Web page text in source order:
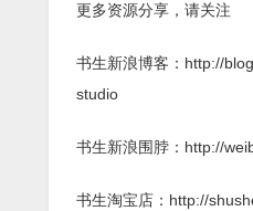
更多资源分享，请关注
书生新浪博客：http://
studio
书生新浪围脖：http://
书生淘宝店：http://